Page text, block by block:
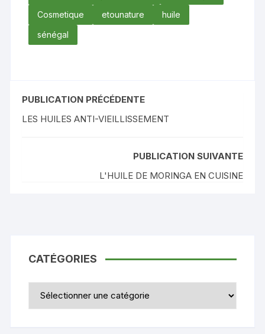
Cosmetique
etounature
huile
sénégal
PUBLICATION PRÉCÉDENTE
LES HUILES ANTI-VIEILLISSEMENT
PUBLICATION SUIVANTE
L'HUILE DE MORINGA EN CUISINE
CATÉGORIES